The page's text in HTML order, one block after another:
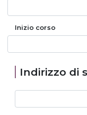
Inizio corso
Indirizzo di